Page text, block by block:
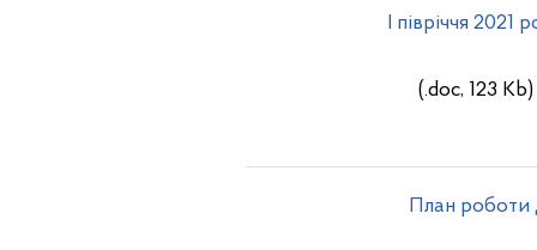
I півріччя 2021
(.doc, 123 Kb)
План роботи